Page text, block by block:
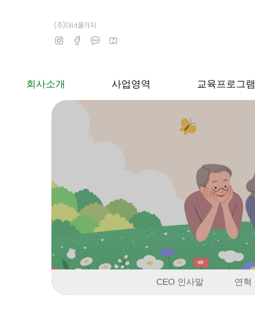
(주)더너울가지
회사소개 사업영역 교육프로그램
CEO 인사말 연혁